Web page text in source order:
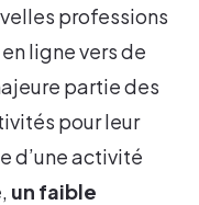
professions
ligne vers de
partie des
pour leur
d’une activité
un faible